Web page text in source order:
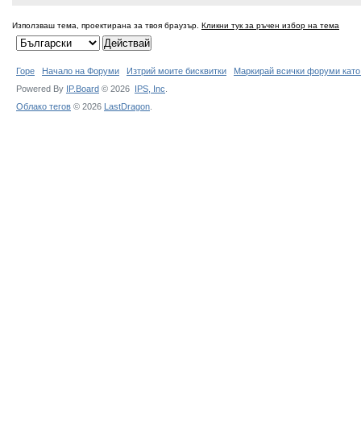
Използваш тема, проектирана за твоя браузър. Кликни тук за ръчен избор на тема
Горе Начало на Форуми Изтрий моите бисквитки
Маркирай всички форуми
Powered By IP.Board © 2026 IPS, Inc
Облако тегов © 2026 LastDragon